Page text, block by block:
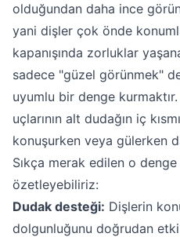
olduğundan daha ince
yani dişler çok önde
kapanışında zorluklar
sadece "güzel görünmek"
uyumlu bir denge
uçlarının alt dudağın iç
konuşurken veya gülerken
Sıkça merak edilen o denge
özetleyebiliriz:
Dudak desteği: Dişlerin
dolgunluğunu doğrudan